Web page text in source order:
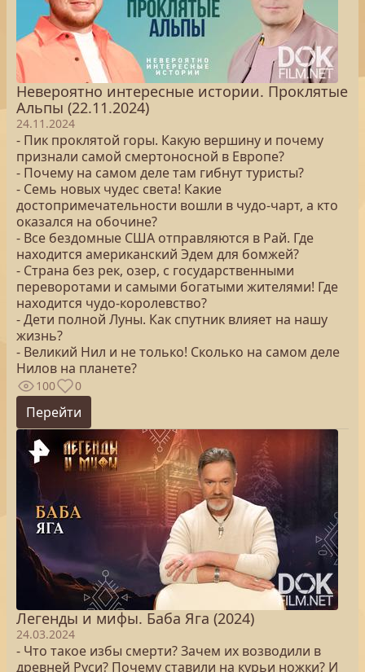
Невероятно интересные истории. Проклятые
Альпы (22.11.2024)
24.11.2024
- Пик проклятой горы. Какую вершину и почему
признали самой смертоносной в Европе?
- Почему на самом деле там гибнут туристы?
- Семь новых чудес света! Какие
достопримечательности вошли в чудо-чарт, а кто
оказался на обочине?
- Все бездомные США отправляются в Рай. Где
находится американский Эдем для бомжей?
- Страна без рек, озер, с государственными
переворотами и самыми богатыми жителями! Где
находится чудо-королевство?
- Дети полной Луны. Как спутник влияет на нашу
жизнь?
- Великий Нил и не только! Сколько на самом деле
Нилов на планете?
100 0
Перейти
Легенды и мифы. Баба Яга (2024)
24.03.2024
- Что такое избы смерти? Зачем их возводили в
древней Руси? Почему ставили на курьи ножки? И